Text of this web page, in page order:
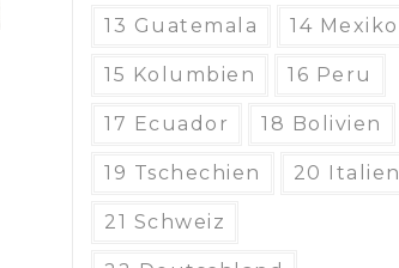
13 Guatemala 14 Mexiko
15 Kolumbien 16 Peru
17 Ecuador 18 Bolivien
19 Tschechien 20 Italien
21 Schweiz